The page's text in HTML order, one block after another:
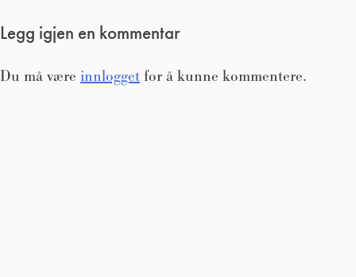
Legg igjen en kommentar
Du må være innlogget for å kunne kommentere.